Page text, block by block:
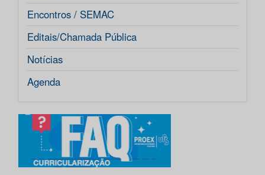
Encontros / SEMAC
Editais/Chamada Pública
Notícias
Agenda